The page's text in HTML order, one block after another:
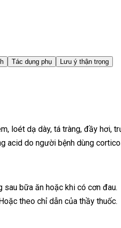
Tác dụng phụ Lưu ý thận trọng
loét dạ dày, tá tràng, đầy hơi,
acid do người bệnh dùng
sau bữa ăn hoặc khi có cơn đau.
theo chỉ dẫn của thầy thuốc.